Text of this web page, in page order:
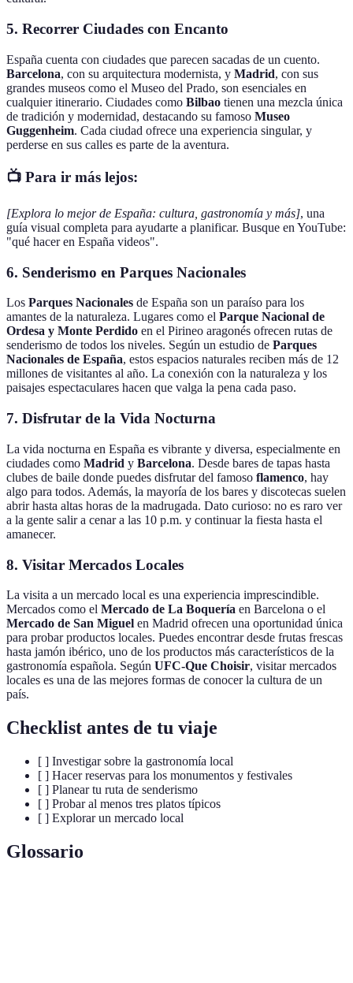
5. Recorrer Ciudades con Encanto
España cuenta con ciudades que parecen sacadas de un cuento.
Barcelona, con su arquitectura modernista, y Madrid, con sus
grandes museos como el Museo del Prado, son esenciales en
cualquier itinerario. Ciudades como Bilbao tienen una mezcla única
de tradición y modernidad, destacando su famoso Museo
Guggenheim. Cada ciudad ofrece una experiencia singular, y
perderse en sus calles es parte de la aventura.
📺 Para ir más lejos:
[Explora lo mejor de España: cultura, gastronomía y más], una
guía visual completa para ayudarte a planificar. Busque en YouTube:
"qué hacer en España videos".
6. Senderismo en Parques Nacionales
Los Parques Nacionales de España son un paraíso para los
amantes de la naturaleza. Lugares como el Parque Nacional de
Ordesa y Monte Perdido en el Pirineo aragonés ofrecen rutas de
senderismo de todos los niveles. Según un estudio de Parques
Nacionales de España, estos espacios naturales reciben más de 12
millones de visitantes al año. La conexión con la naturaleza y los
paisajes espectaculares hacen que valga la pena cada paso.
7. Disfrutar de la Vida Nocturna
La vida nocturna en España es vibrante y diversa, especialmente en
ciudades como Madrid y Barcelona. Desde bares de tapas hasta
clubes de baile donde puedes disfrutar del famoso flamenco, hay
algo para todos. Además, la mayoría de los bares y discotecas suelen
abrir hasta altas horas de la madrugada. Dato curioso: no es raro ver
a la gente salir a cenar a las 10 p.m. y continuar la fiesta hasta el
amanecer.
8. Visitar Mercados Locales
La visita a un mercado local es una experiencia imprescindible.
Mercados como el Mercado de La Boquería en Barcelona o el
Mercado de San Miguel en Madrid ofrecen una oportunidad única
para probar productos locales. Puedes encontrar desde frutas frescas
hasta jamón ibérico, uno de los productos más característicos de la
gastronomía española. Según UFC-Que Choisir, visitar mercados
locales es una de las mejores formas de conocer la cultura de un
país.
Checklist antes de tu viaje
[ ] Investigar sobre la gastronomía local
[ ] Hacer reservas para los monumentos y festivales
[ ] Planear tu ruta de senderismo
[ ] Probar al menos tres platos típicos
[ ] Explorar un mercado local
Glossario